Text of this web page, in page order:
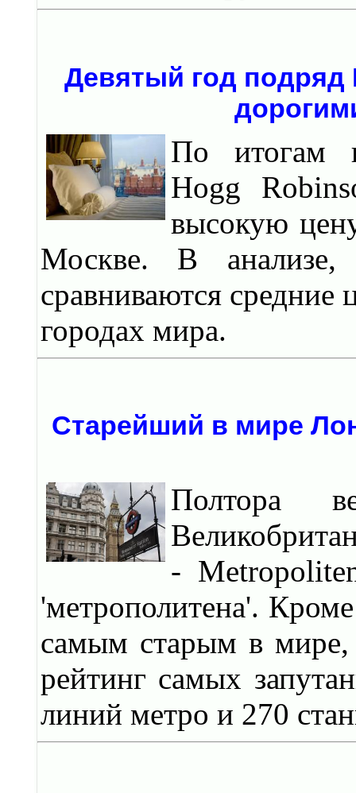
Девятый год
По итогам
Hogg
высокую
Москве. В анализе,
сравниваются
городах мира.
Старейший в мире
Полтора
-
'метрополитена'.
самым старым в мире,
рейтинг самых
линий метро и 270